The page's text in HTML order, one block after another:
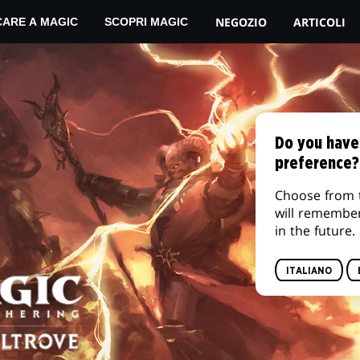
A MAGIC SCOPRI MAGIC NEGOZIO ARTICOLI
Il tuo negozio di zona
Do you
preference?
Choose
will
in the future.
ITALIANO